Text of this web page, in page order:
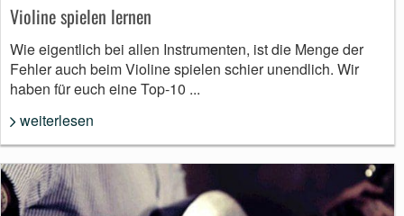
Violine spielen lernen
Wie eigentlich bei allen Instrumenten, ist die Menge der
Fehler auch beim Violine spielen schier unendlich. Wir
haben für euch eine Top-10 ...
weiterlesen